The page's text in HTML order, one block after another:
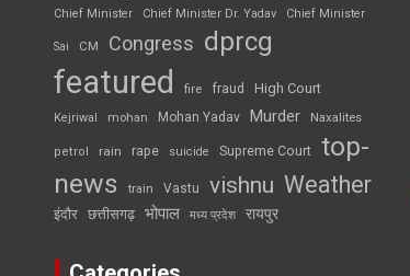
Chief Minister
Chief Minister Dr. Yadav Chief Minister
Sai CM Congress dprcg
featured fire fraud High Court
Kejriwal mohan Mohan Yadav Murder Naxalites
petrol rain rape suicide Supreme Court top-
news
train Vastu vishnu Weather
इंदौर छत्तीसगढ़ भोपाल मध्य प्रदेश रायपुर